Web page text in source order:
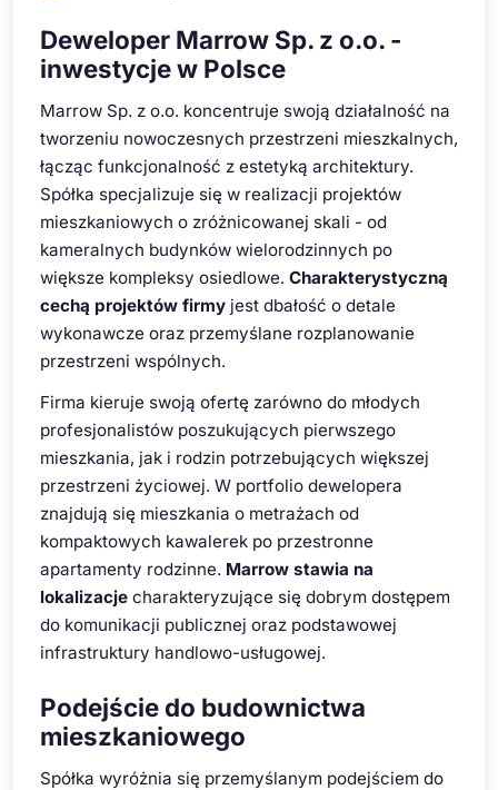
Deweloper Marrow Sp. z o.o. -
inwestycje w Polsce
Marrow Sp. z o.o. koncentruje swoją działalność na
tworzeniu nowoczesnych przestrzeni mieszkalnych,
łącząc funkcjonalność z estetyką architektury.
Spółka specjalizuje się w realizacji projektów
mieszkaniowych o zróżnicowanej skali - od
kameralnych budynków wielorodzinnych po
większe kompleksy osiedlowe. Charakterystyczną
cechą projektów firmy jest dbałość o detale
wykonawcze oraz przemyślane rozplanowanie
przestrzeni wspólnych.
Firma kieruje swoją ofertę zarówno do młodych
profesjonalistów poszukujących pierwszego
mieszkania, jak i rodzin potrzebujących większej
przestrzeni życiowej. W portfolio dewelopera
znajdują się mieszkania o metrażach od
kompaktowych kawalerek po przestronne
apartamenty rodzinne. Marrow stawia na
lokalizacje charakteryzujące się dobrym dostępem
do komunikacji publicznej oraz podstawowej
infrastruktury handlowo-usługowej.
Podejście do budownictwa
mieszkaniowego
Spółka wyróżnia się przemyślanym podejściem do